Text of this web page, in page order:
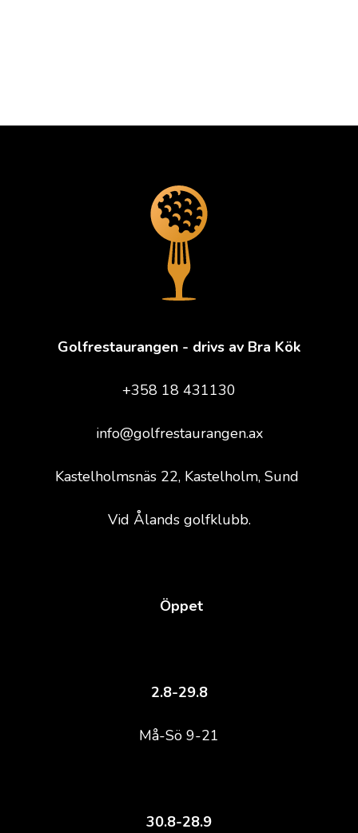
Golfrestaurangen - drivs av Bra Kök
+358 18 431130
info@golfrestaurangen.ax
Kastelholmsnäs 22, Kastelholm, Sund
Vid Ålands golfklubb.
Öppet
2.8-29.8
Må-Sö 9-21
30.8-28.9